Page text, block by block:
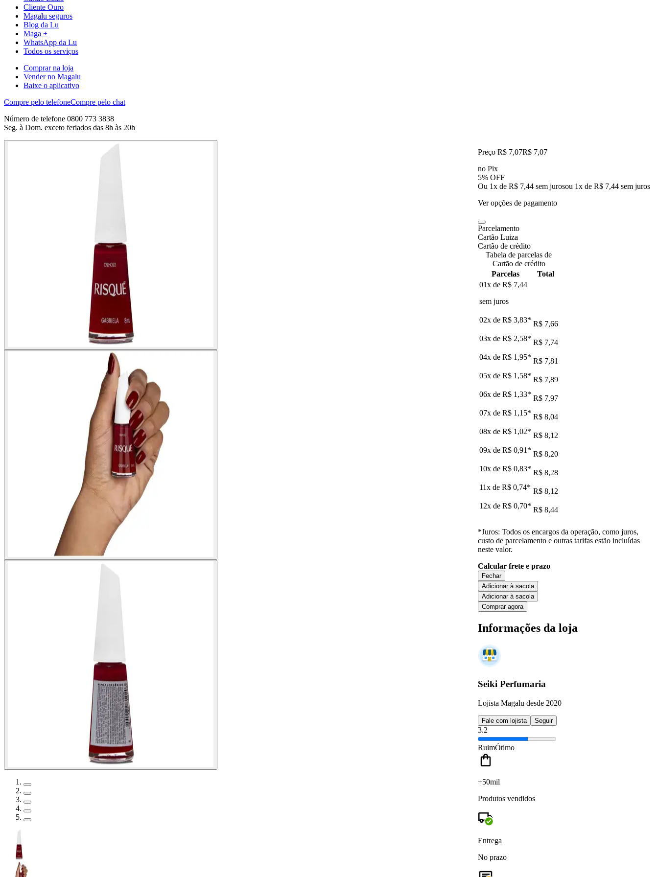
Cliente Ouro
Magalu seguros
Blog da Lu
Maga +
WhatsApp da Lu
Todos os serviços
Comprar na loja
Vender no Magalu
Baixe o aplicativo
Compre pelo telefoneCompre pelo chat
Número de telefone 0800 773 3838
Seg. à Dom. exceto feriados das 8h às 20h
Preço R$ 7,07R$ 7,07
no Pix
5% OFF
Ou 1x de R$ 7,44 sem jurosou 1x de R$ 7,44 sem juros
Ver opções de pagamento
Parcelamento
Cartão Luiza
Cartão de crédito
Tabela de parcelas de
Cartão de crédito
Parcelas
Total
01x de R$ 7,44
sem juros
02x de R$ 3,83* R$ 7,66
03x de R$ 2,58* R$ 7,74
04x de R$ 1,95* R$ 7,81
05x de R$ 1,58* R$ 7,89
06x de R$ 1,33* R$ 7,97
07x de R$ 1,15* R$ 8,04
08x de R$ 1,02* R$ 8,12
09x de R$ 0,91 * R$ 8,20
10x de R$ 0,83* R$ 8,28
11x de R$ 0,74* R$ 8,12
12x de R$ 0,70* R$ 8,44
*Juros: Todos os encargos da operação, como juros,
custo de parcelamento e outras tarifas estão incluídas
neste valor.
Calcular frete e prazo
Fechar
Adicionar à sacola
Adicionar à sacola
Comprar agora
Informações da loja
Seiki Perfumaria
Lojista Magalu desde 2020
Fale com lojista Seguir
3.2
RuimÓtimo
+50mil
Produtos vendidos
Entrega
No prazo